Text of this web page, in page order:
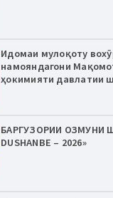
Идомаи мулоқоту
намояндагони
ҳокимияти давлатии
БАРГУЗОРИИ ОЗМУНИ
DUSHANBE – 2026»